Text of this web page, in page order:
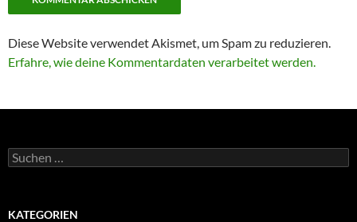
Diese Website verwendet Akismet, um Spam zu reduzieren.
Erfahre, wie deine Kommentardaten verarbeitet werden.
Suchen
nach:
KATEGORIEN